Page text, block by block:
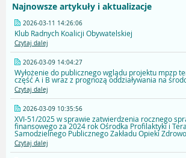
Najnowsze artykuły i aktualizacje
2026-03-11 14:26:06
Klub Radnych Koalicji Obywatelskiej
Czytaj dalej
2026-03-09 14:04:27
Wyłożenie do publicznego wglądu projektu mpzp
część A i B wraz z prognozą oddziaływania na
Czytaj dalej
2026-03-09 10:35:56
XVI-51/2025 w sprawie zatwierdzenia rocznego
finansowego za 2024 rok Ośrodka Profilaktyki i
Samodzielnego Publicznego Zakładu Opieki
Czytaj dalej